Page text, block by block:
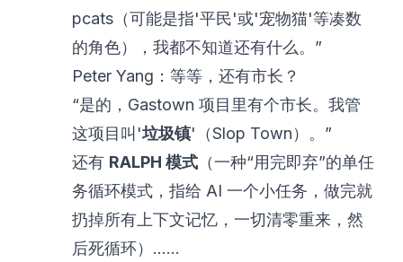
pcats（可能是指'平民'或'宠物猫'等凑数
的角色），我都不知道还有什么。”
Peter Yang：等等，还有市长？
“是的，Gastown 项目里有个市长。我管
这项目叫'垃圾镇'（Slop Town）。”
还有 RALPH 模式 （一种“用完即弃”的单任
务循环模式，指给 AI 一个小任务，做完就
扔掉所有上下文记忆，一切清零重来，然
后死循环）……